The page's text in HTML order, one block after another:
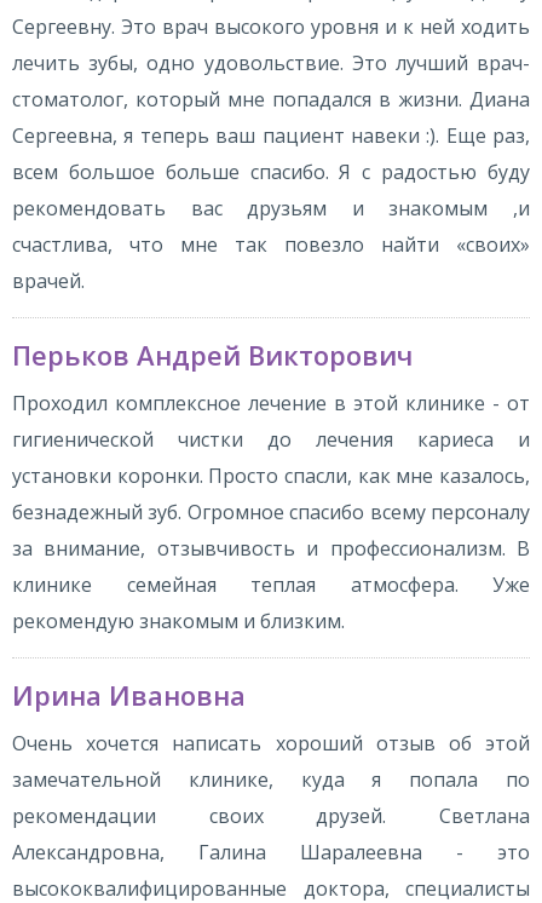
Сергеевну. Это врач высокого уровня и к ней ходить
лечить зубы, одно удовольствие. Это лучший врач-
стоматолог, который мне попадался в жизни. Диана
Сергеевна, я теперь ваш пациент навеки :). Еще раз,
всем большое больше спасибо. Я с радостью буду
рекомендовать вас друзьям и знакомым ,и
счастлива, что мне так повезло найти «своих»
врачей.
Перьков Андрей Викторович
Проходил комплексное лечение в этой клинике - от
гигиенической чистки до лечения кариеса и
установки коронки. Просто спасли, как мне казалось,
безнадежный зуб. Огромное спасибо всему персоналу
за внимание, отзывчивость и профессионализм. В
клинике семейная теплая атмосфера. Уже
рекомендую знакомым и близким.
Ирина Ивановна
Очень хочется написать хороший отзыв об этой
замечательной клинике, куда я попала по
рекомендации своих друзей. Светлана
Александровна, Галина Шаралеевна - это
высококвалифицированные доктора, специалисты